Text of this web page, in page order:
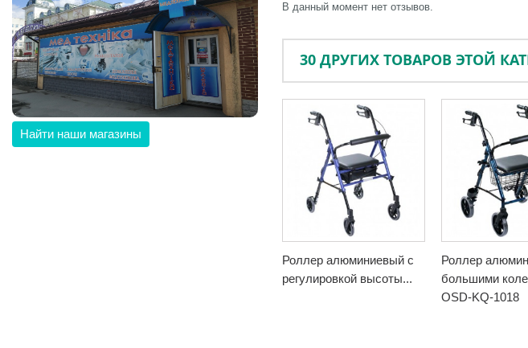
Найти наши магазины
В данный момент нет отзывов.
30 ДРУГИХ ТОВАРОВ ЭТОЙ
Роллер алюминиевый с
регулировкой высоты...
Роллер
большими
OSD-KQ-1018